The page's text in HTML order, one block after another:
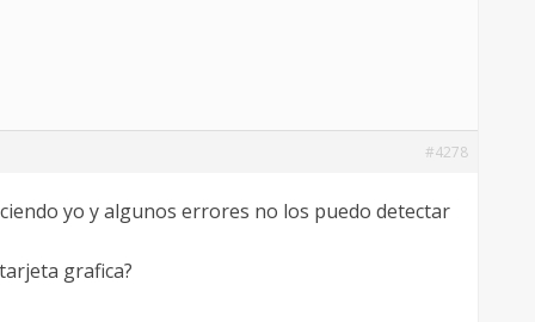
#4278
yo y algunos errores no los puedo detectar
grafica?